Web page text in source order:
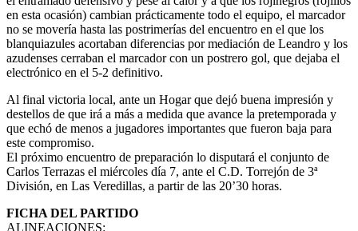
en esta ocasión) cambian prácticamente todo el equipo, el marcador
no se movería hasta las postrimerías del encuentro en el que los
blanquiazules acortaban diferencias por mediación de Leandro y los
azudenses cerraban el marcador con un postrero gol, que dejaba el
electrónico en el 5-2 definitivo.
Al final victoria local, ante un Hogar que dejó buena impresión y
destellos de que irá a más a medida que avance la pretemporada y
que echó de menos a jugadores importantes que fueron baja para
este compromiso.
El próximo encuentro de preparación lo disputará el conjunto de
Carlos Terrazas el miércoles día 7, ante el C.D. Torrejón de 3ª
División, en Las Veredillas, a partir de las 20’30 horas.
FICHA DEL PARTIDO
ALINEACIONES: